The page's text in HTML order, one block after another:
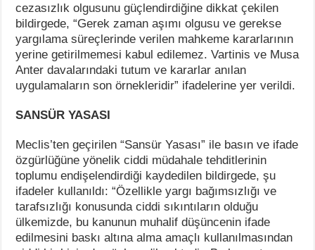
cezasızlık olgusunu güçlendirdiğine dikkat çekilen
bildirgede, “Gerek zaman aşımı olgusu ve gerekse
yargılama süreçlerinde verilen mahkeme kararlarının
yerine getirilmemesi kabul edilemez. Vartinis ve Musa
Anter davalarındaki tutum ve kararlar anılan
uygulamaların son örnekleridir” ifadelerine yer verildi.
SANSÜR YASASI
Meclis’ten geçirilen “Sansür Yasası” ile basın ve ifade
özgürlüğüne yönelik ciddi müdahale tehditlerinin
toplumu endişelendirdiği kaydedilen bildirgede, şu
ifadeler kullanıldı: “Özellikle yargı bağımsızlığı ve
tarafsızlığı konusunda ciddi sıkıntıların olduğu
ülkemizde, bu kanunun muhalif düşüncenin ifade
edilmesini baskı altına alma amaçlı kullanılmasından